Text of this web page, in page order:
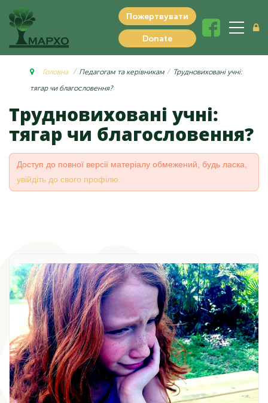
Пожертвувати
Donate
Головна Педагогам та керівникам
Трудновиховані учні:
тягар чи благословення?
Трудновиховані учні:
тягар чи благословення?
Доступ до повної версії матеріалу обмежений, будь ласка,
увійдіть до свого профілю.